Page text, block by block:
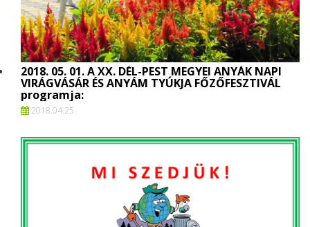
2018. 05. 01. A XX. DÉL-PEST MEGYEI ANYÁK NAPI
VIRÁGVÁSÁR ÉS ANYÁM TYÚKJA FŐZŐFESZTIVÁL
programja:
2018.04.25.